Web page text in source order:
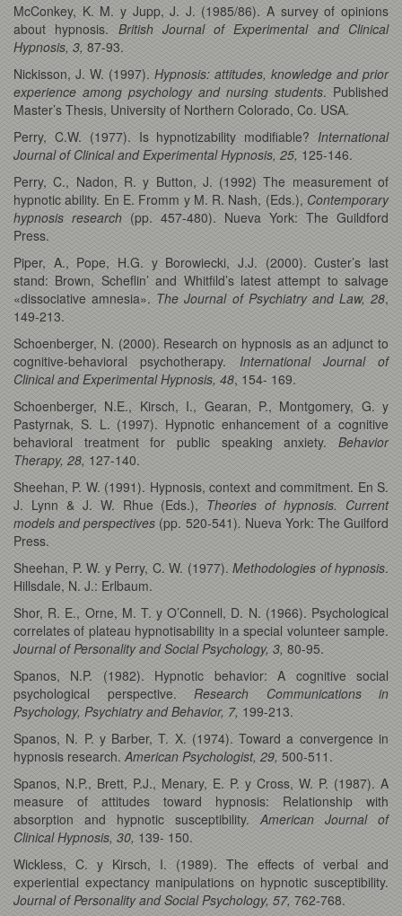
McConkey, K. M. y Jupp, J. J. (1985/86). A survey of opinions
about hypnosis. British Journal of Experimental and Clinical
Hypnosis, 3, 87-93.
Nickisson, J. W. (1997). Hypnosis: attitudes, knowledge and prior
experience among psychology and nursing students. Published
Master’s Thesis, University of Northern Colorado, Co. USA.
Perry, C.W. (1977). Is hypnotizability modifiable? International
Journal of Clinical and Experimental Hypnosis, 25, 125-146.
Perry, C., Nadon, R. y Button, J. (1992) The measurement of
hypnotic ability. En E. Fromm y M. R. Nash, (Eds.), Contemporary
hypnosis research (pp. 457-480). Nueva York: The Guildford
Press.
Piper, A., Pope, H.G. y Borowiecki, J.J. (2000). Custer’s last
stand: Brown, Scheflin’ and Whitfild’s latest attempt to salvage
«dissociative amnesia». The Journal of Psychiatry and Law, 28,
149-213.
Schoenberger, N. (2000). Research on hypnosis as an adjunct to
cognitive-behavioral psychotherapy. International Journal of
Clinical and Experimental Hypnosis, 48, 154- 169.
Schoenberger, N.E., Kirsch, I., Gearan, P., Montgomery, G. y
Pastyrnak, S. L. (1997). Hypnotic enhancement of a cognitive
behavioral treatment for public speaking anxiety. Behavior
Therapy, 28, 127-140.
Sheehan, P. W. (1991). Hypnosis, context and commitment. En S.
J. Lynn & J. W. Rhue (Eds.), Theories of hypnosis. Current
models and perspectives (pp. 520-541). Nueva York: The Guilford
Press.
Sheehan, P. W. y Perry, C. W. (1977). Methodologies of hypnosis.
Hillsdale, N. J.: Erlbaum.
Shor, R. E., Orne, M. T. y O’Connell, D. N. (1966). Psychological
correlates of plateau hypnotisability in a special volunteer sample.
Journal of Personality and Social Psychology, 3, 80-95.
Spanos, N.P. (1982). Hypnotic behavior: A cognitive social
psychological perspective. Research Communications in
Psychology, Psychiatry and Behavior, 7, 199-213.
Spanos, N. P. y Barber, T. X. (1974). Toward a convergence in
hypnosis research. American Psychologist, 29, 500-511.
Spanos, N.P., Brett, P.J., Menary, E. P. y Cross, W. P. (1987). A
measure of attitudes toward hypnosis: Relationship with
absorption and hypnotic susceptibility. American Journal of
Clinical Hypnosis, 30, 139- 150.
Wickless, C. y Kirsch, I. (1989). The effects of verbal and
experiential expectancy manipulations on hypnotic susceptibility.
Journal of Personality and Social Psychology, 57, 762-768.